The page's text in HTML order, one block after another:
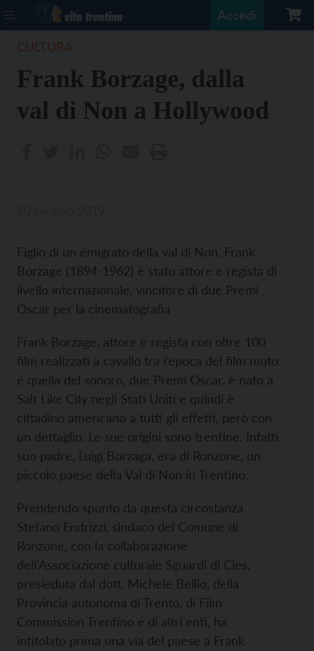
Accedi
Frank Borzage, dalla
val di Non a Hollywood
Figlio di un emigrato della val di Non, Frank
Borzage (1894-1962) è stato attore e regista di
livello internazionale, vincitore di due Premi
Oscar per la cinematografia
Frank Borzage, attore e regista con oltre 100
film realizzati a cavallo tra l’epoca del film muto
e quella del sonoro, due Premi Oscar, è nato a
Salt Like City negli Stati Uniti e quindi è
cittadino americano a tutti gli effetti, però con
un dettaglio. Le sue origini sono trentine. Infatti
suo padre, Luigi Borzaga, era di Ronzone, un
piccolo paese della Val di Non in Trentino.
Prendendo spunto da questa circostanza
Stefano Endrizzi, sindaco del Comune di
Ronzone, con la collaborazione
dell’Associazione culturale Sguardi di Cles,
presieduta dal dott. Michele Bellio, della
Provincia autonoma di Trento, di Film
Commission Trentino e di altri enti, ha
intitolato prima una via del paese a Frank